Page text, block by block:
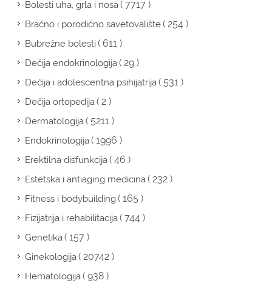
Bolesti uha, grla i nosa( 7717 )
Bračno i porodično savetovalište( 254 )
Bubrežne bolesti( 611 )
Dečija endokrinologija( 29 )
Dečija i adolescentna psihijatrija( 531 )
Dečija ortopedija( 2 )
Dermatologija( 5211 )
Endokrinologija( 1996 )
Erektilna disfunkcija( 46 )
Estetska i antiaging medicina( 232 )
Fitness i bodybuilding( 165 )
Fizijatrija i rehabilitacija( 744 )
Genetika( 157 )
Ginekologija( 20742 )
Hematologija( 938 )